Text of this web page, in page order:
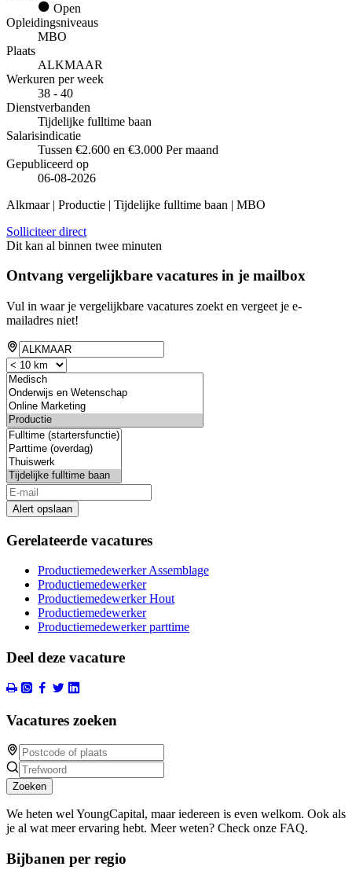
Open
Opleidingsniveaus
MBO
Plaats
ALKMAAR
Werkuren per week
38 - 40
Dienstverbanden
Tijdelijke fulltime baan
Salarisindicatie
Tussen €2.600 en €3.000 Per maand
Gepubliceerd op
06-08-2026
Alkmaar | Productie | Tijdelijke fulltime baan | MBO
Solliciteer direct
Dit kan al binnen twee minuten
Ontvang vergelijkbare vacatures in je mailbox
Vul in waar je vergelijkbare vacatures zoekt en vergeet je e-
mailadres niet!
Alert opslaan
Gerelateerde vacatures
Productiemedewerker Assemblage
Productiemedewerker
Productiemedewerker Hout
Productiemedewerker
Productiemedewerker parttime
Deel deze vacature
Vacatures zoeken
Zoeken
We heten wel YoungCapital, maar iedereen is even welkom. Ook als
je al wat meer ervaring hebt. Meer weten? Check onze FAQ.
Bijbanen per regio